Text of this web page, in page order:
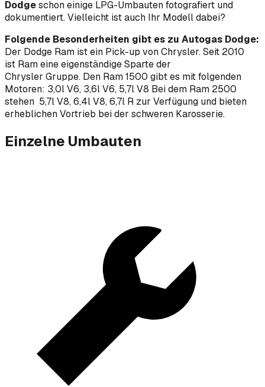
Dodgeschon einige LPG-Umbauten fotografiert und
dokumentiert. Vielleicht ist auch Ihr Modell dabei?
Folgende Besonderheiten gibt es zu Autogas Dodge:
Der Dodge Ram ist ein Pick-up von Chrysler. Seit 2010
ist Ram eine eigenständige Sparte der
Chrysler Gruppe. Den Ram 1500 gibt es mit folgenden
Motoren: 3,0l V6, 3,6l V6, 5,7l V8 Bei dem Ram 2500
stehen 5,7l V8, 6,4l V8, 6,7l R zur Verfügung und bieten
erheblichen Vortrieb bei der schweren Karosserie.
Einzelne Umbauten